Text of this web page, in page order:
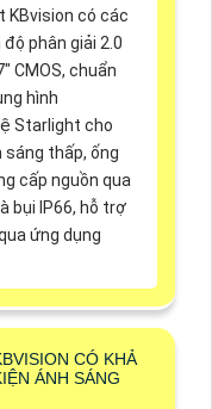
KBvision có các
phân giải 2.0
CMOS, chuẩn
hình
Starlight cho
sáng thấp, ống
cấp nguồn qua
bụi IP66, hỗ trợ
ứng dụng
CÓ KHẢ
ÁNH SÁNG